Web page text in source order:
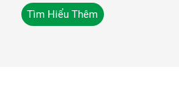
Tìm Hiểu Thêm